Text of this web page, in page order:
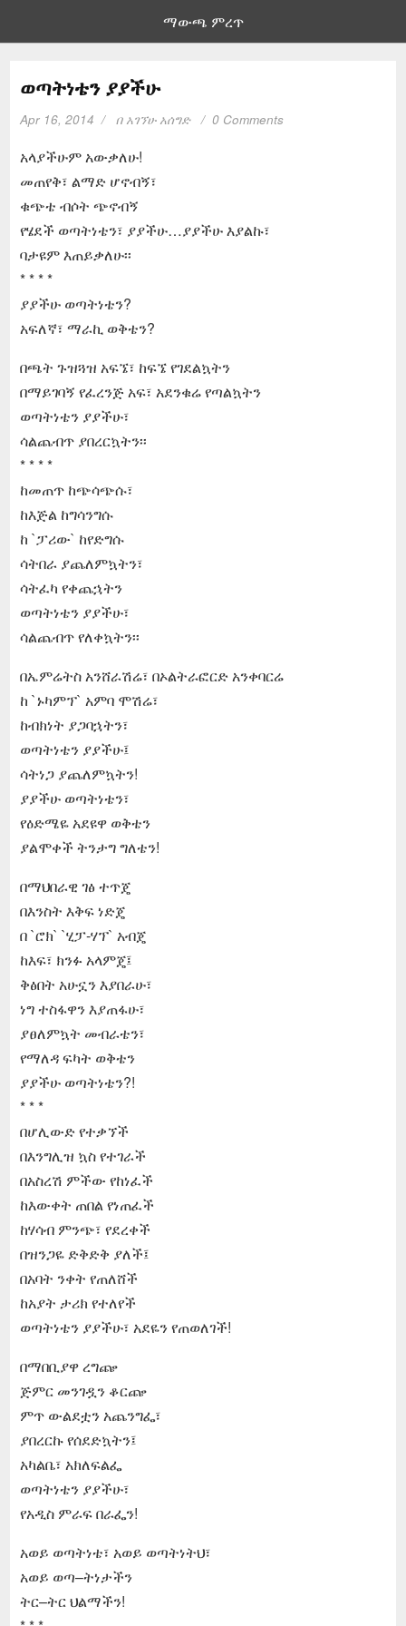
ማውጫ ምረጥ
ወጣትነቴን ያያችሁ
Apr 16, 2014 በ አገኘሁ አሰግድ 0 Comments
አላያችሁም አውቃለሁ!
መጠየቅ፣ ልማድ ሆኖብኝ፣
ቁጭቴ ብሶት ጭኖብኝ
የሄደች ወጣትነቴን፣ ያያችሁ…ያያችሁ እያልኩ፣
ባታዩም እጠይቃለሁ፡፡
* * * *
ያያችሁ ወጣትነቴን?
አፍለኛ፣ ማራኪ ወቅቴን?
በጫት ጉዝጓዝ አፍኜ፣ ከፍኜ የገደልኳትን
በማይገባኝ የፈረንጅ አፍ፣ አደንቁሬ የጣልኳትን
ወጣትነቴን ያያችሁ፣
ሳልጨብጥ ያበረርኳትን፡፡
* * * *
ከመጠጥ ከጭሳጭሱ፣
ከእጅል ከግሳንግሱ
ከ `ፓሪው` ከየድግሱ
ሳትበራ ያጨለምኳትን፣
ሳትፈካ የቀጨኋትን
ወጣትነቴን ያያችሁ፣
ሳልጨብጥ የለቀኳትን፡፡
በኤምሬትስ አንሸራሽሬ፣ በኦልትራፎርድ አንቀባርሬ
ከ `ኑካምፕ` አምባ ሞሽሬ፣
ከብክነት ያጋባኋትን፣
ወጣትነቴን ያያችሁ፤
ሳትነጋ ያጨለምኳትን!
ያያችሁ ወጣትነቴን፣
የዕድሜዬ አደዩዋ ወቅቴን
ያልሞቀች ትንታግ ግለቴን!
በማህበራዊ ገፅ ተጥጄ
በእንስት እቅፍ ነድጄ
በ `ሮክ` `ሂፓ-ሃፕ` አብጄ
ከእፍ፣ ክንፉ አላምጄ፤
ቅፅበት አሁኗን እያበራሁ፣
ነግ ተስፋዋን እያጠፋሁ፣
ያፀለምኳት መብራቴን፣
የማለዳ ፍካት ወቅቴን
ያያችሁ ወጣትነቴን?!
* * *
በሆሊውድ የተቃኘች
በእንግሊዝ ኳስ የተገራች
በአስረሽ ምችው የከነፈች
ከእውቀት ጠበል የነጠፈች
ከሃሳብ ምንጭ፣ የደረቀች
በዝንጋዬ ድቅድቅ ያለች፤
በአባት ንቀት የጠለሸች
ከአያት ታሪክ የተለየች
ወጣትነቴን ያያችሁ፣ አደዬን የጠወለገች!
በማበቢያዋ ረግጬ
ጅምር መንገዷን ቆርጬ
ምጥ ውልደቷን አጨንግፌ፣
ያበረርኩ የሰደድኳትን፤
አካልቤ፣ አክለፍልፌ
ወጣትነቴን ያያችሁ፣
የአዲስ ምራፍ በራፌን!
አወይ ወጣትነቴ፣ አወይ ወጣትነትህ፣
አወይ ወጣ–ትነታችን
ትር–ትር ህልማችን!